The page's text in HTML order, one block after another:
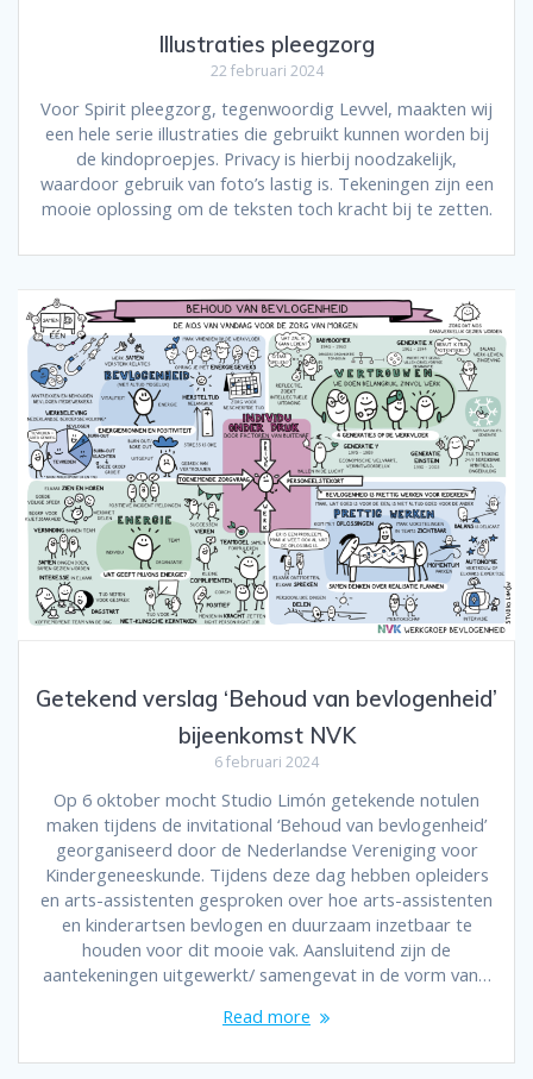
Illustraties pleegzorg
22 februari 2024
Voor Spirit pleegzorg, tegenwoordig Levvel, maakten wij
een hele serie illustraties die gebruikt kunnen worden bij
de kindoproepjes. Privacy is hierbij noodzakelijk,
waardoor gebruik van foto’s lastig is. Tekeningen zijn een
mooie oplossing om de teksten toch kracht bij te zetten.
Getekend verslag ‘Behoud van bevlogenheid’
bijeenkomst NVK
6 februari 2024
Op 6 oktober mocht Studio Limón getekende notulen
maken tijdens de invitational ‘Behoud van bevlogenheid’
georganiseerd door de Nederlandse Vereniging voor
Kindergeneeskunde. Tijdens deze dag hebben opleiders
en arts-assistenten gesproken over hoe arts-assistenten
en kinderartsen bevlogen en duurzaam inzetbaar te
houden voor dit mooie vak. Aansluitend zijn de
aantekeningen uitgewerkt/ samengevat in de vorm van…
Read more